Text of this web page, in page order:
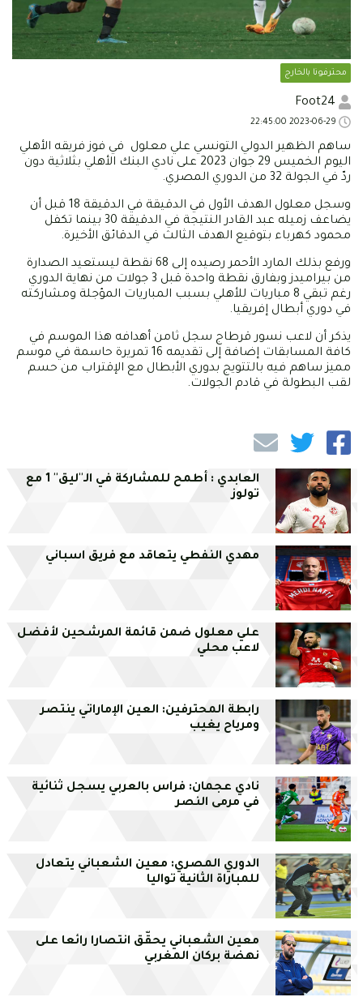
محترفونا بالخارج
ساهم الظهير الدولي التونسي علي معلول في فوز فريقه الأهلي
اليوم الخميس 29 جوان 2023 على نادي البنك الأهلي بثلاثية دون
ردّ في الجولة 32 من الدوري المصري.
وسجل معلول الهدف الأول في الدقيقة في الدقيقة 18 قبل أن
يضاعف زميله عبد القادر النتيجة في الدقيقة 30 بينما تكفل
محمود كهرباء بتوقيع الهدف الثالث في الدقائق الأخيرة.
ورفع بذلك المارد الأحمر رصيده إلى 68 نقطة ليستعيد الصدارة
من بيراميدز وبفارق نقطة واحدة قبل 3 جولات من نهاية الدوري
رغم تبقي 8 مباريات للأهلي بسبب المباريات المؤجلة ومشاركته
في دوري أبطال إفريقيا.
يذكر أن لاعب نسور قرطاج سجل ثامن أهدافه هذا الموسم في
كافة المسابقات إضافة إلى تقديمه 16 تمريرة حاسمة في موسم
مميز ساهم فيه بالتتويج بدوري الأبطال مع الإقتراب من حسم
لقب البطولة في قادم الجولات.
العابدي : أطمح للمشاركة في الـ''ليق'' 1 مع
تولوز
مهدي النفطي يتعاقد مع فريق اسباني
علي معلول ضمن قائمة المرشحين لأفضل
لاعب محلي
رابطة المحترفين: العين الإماراتي ينتصر
ومرياح يغيب
نادي عجمان: فراس بالعربي يسجل ثنائية
في مرمى النصر
الدوري المصري: معين الشعباني يتعادل
للمباراة الثانية تواليا
معين الشعباني يحقّق انتصارا رائعا على
نهضة بركان المغربي